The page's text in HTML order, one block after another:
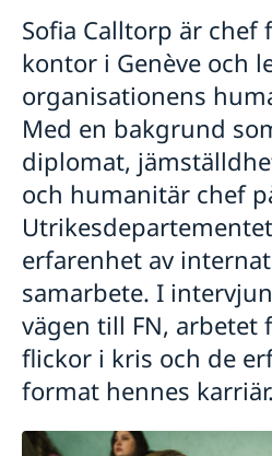
Regler för praktiktjänstgöring
Möt svenskar i FN
Martin Moks
Sofia Calltorp
Michaela Friberg-Storey
Niklas Skogsjö
Toloe Masori
Fredrick Lee-Ohlsson
Sarah Hilding der Weduwen
Daniel Roos
Sofia Calltorp är chef
kontor i Genève och
organisationens
Med en bakgrund
diplomat,
och humanitär chef
erfarenhet av
samarbete. I
vägen till FN, arbetet
flickor i kris och de
format hennes karriär.